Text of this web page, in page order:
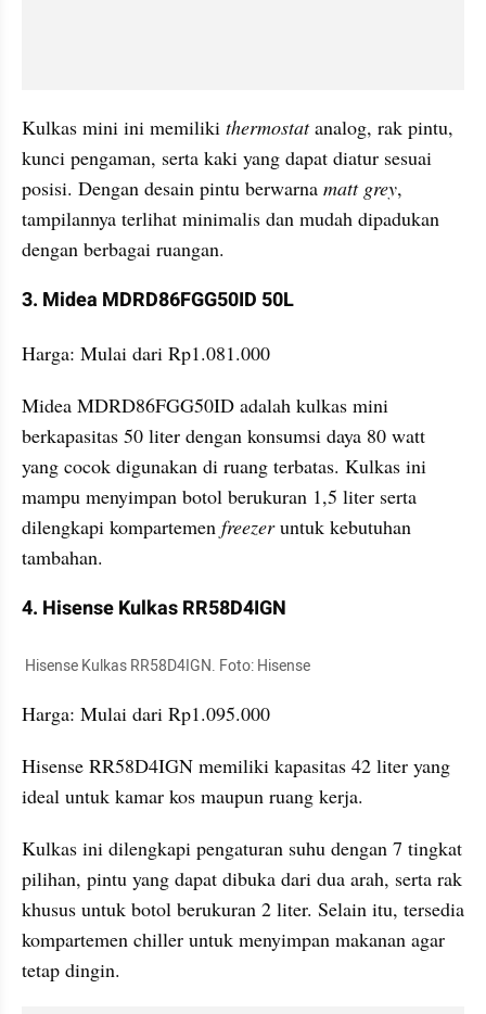
Kulkas mini ini memiliki thermostat analog, rak pintu,
kunci pengaman, serta kaki yang dapat diatur sesuai
posisi. Dengan desain pintu berwarna matt grey,
tampilannya terlihat minimalis dan mudah dipadukan
dengan berbagai ruangan.
3. Midea MDRD86FGG50ID 50L
Harga: Mulai dari Rp1.081.000
Midea MDRD86FGG50ID adalah kulkas mini
berkapasitas 50 liter dengan konsumsi daya 80 watt
yang cocok digunakan di ruang terbatas. Kulkas ini
mampu menyimpan botol berukuran 1,5 liter serta
dilengkapi kompartemen freezer untuk kebutuhan
tambahan.
4. Hisense Kulkas RR58D4IGN
Hisense Kulkas RR58D4IGN. Foto: Hisense
Harga: Mulai dari Rp1.095.000
Hisense RR58D4IGN memiliki kapasitas 42 liter yang
ideal untuk kamar kos maupun ruang kerja.
Kulkas ini dilengkapi pengaturan suhu dengan 7 tingkat
pilihan, pintu yang dapat dibuka dari dua arah, serta rak
khusus untuk botol berukuran 2 liter. Selain itu, tersedia
kompartemen chiller untuk menyimpan makanan agar
tetap dingin.